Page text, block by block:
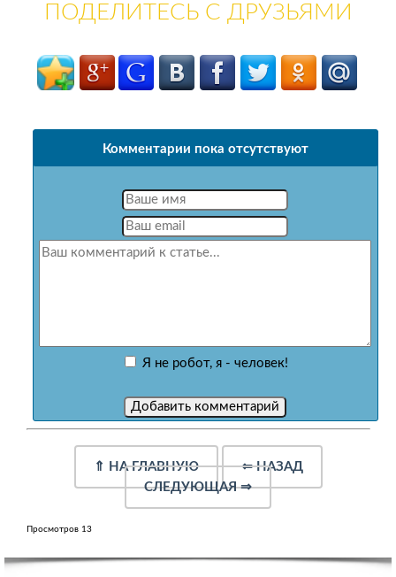
ПОДЕЛИТЕСЬ С ДРУЗЬЯМИ
Комментарии пока отсутствуют
Я не робот, я - человек!
⇑ НА ГЛАВНУЮ ⇐НАЗАД
СЛЕДУЮЩАЯ⇒
Просмотров 13